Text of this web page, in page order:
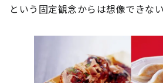
という固定観念からは想像できな